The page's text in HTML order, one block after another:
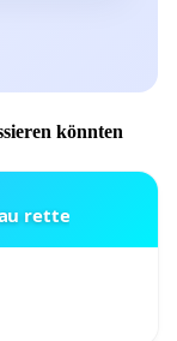
könnten
rette